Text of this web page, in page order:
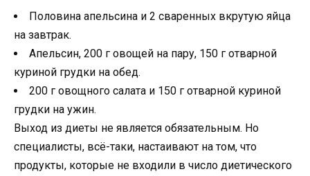
Половина апельсина и 2 сваренных вкрутую яйца
на завтрак.
Апельсин, 200 г овощей на пару, 150 г отварной
куриной грудки на обед.
200 г овощного салата и 150 г отварной куриной
грудки на ужин.
Выход из диеты не является обязательным. Но
специалисты, всё-таки, настаивают на том, что
продукты, которые не входили в число диетического